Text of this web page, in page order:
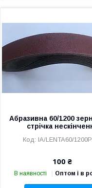
Абразивна 60/1200
стрічка
IA/LENTA60/
100 ₴
В наявності Оптом і в